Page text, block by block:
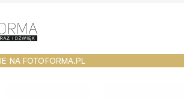
NA FOTOFORMA.PL